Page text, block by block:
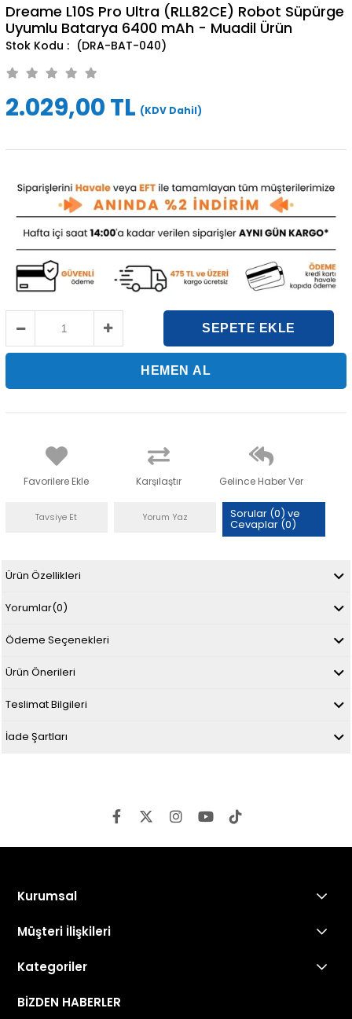
Dreame L10S Pro Ultra (RLL82CE) Robot Süpürge
Uyumlu Batarya 6400 mAh - Muadil Ürün
(DRA-BAT-040)
2.029,00 TL (KDV Dahil)
Favorilere Ekle Karşılaştır Gelince Haber Ver
Tavsiye Et Yorum Yaz Sorular (0) ve
Cevaplar (0)
Ürün Özellikleri
Yorumlar(0)
Ödeme Seçenekleri
Ürün Önerileri
Teslimat Bilgileri
İade Şartları
Kurumsal
Müşteri İlişkileri
Kategoriler
BİZDEN HABERLER